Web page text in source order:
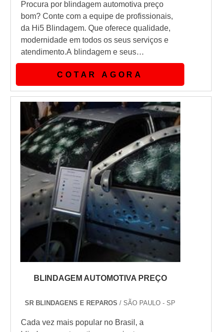
Procura por blindagem automotiva preço
bom? Conte com a equipe de profissionais,
da Hi5 Blindagem. Que oferece qualidade,
modernidade em todos os seus serviços e
atendimento.A blindagem e seus
tiposAtualmente existem diversos níveis de
blindagem automotiva. O tipo de blindagem
nível IIIA é mais indicado para ser utilizado
em grandes cidades como São Paulo. É
necessário conhecer bem o tipo de
blindagem que deseja, pois, isso impactará
diretamen...
COTAR AGORA
BLINDAGEM AUTOMOTIVA PREÇO
SR BLINDAGENS E REPAROS/ SÃO PAULO - SP
Cada vez mais popular no Brasil, a